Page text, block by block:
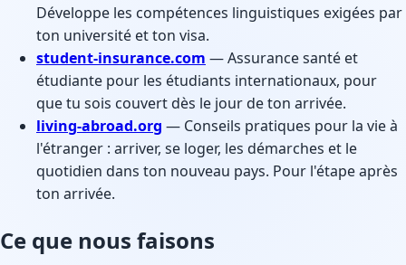
Développe les compétences linguistiques exigées par
ton université et ton visa.
student-insurance.com — Assurance santé et
étudiante pour les étudiants internationaux, pour
que tu sois couvert dès le jour de ton arrivée.
living-abroad.org — Conseils pratiques pour la vie à
l'étranger : arriver, se loger, les démarches et le
quotidien dans ton nouveau pays. Pour l'étape après
ton arrivée.
Ce que nous faisons